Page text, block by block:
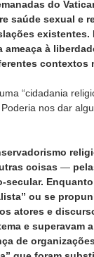
do
saúde sexual e
à
contextos
“cidadania
nos dar
coisas —
ou se
atores e
e superavam
de